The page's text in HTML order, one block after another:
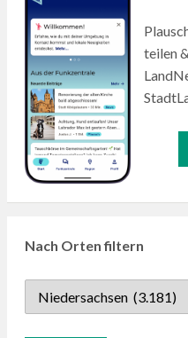
teilen
Nach Orten filtern